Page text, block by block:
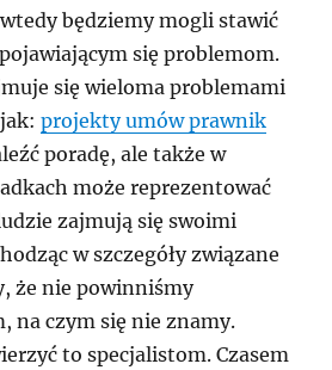
będziemy mogli stawić
się problemom.
się wieloma problemami
jak:projekty umów prawnik
poradę, ale także w
może reprezentować
zajmują się swoimi
w szczegóły związane
że nie powinniśmy
na czym się nie znamy.
to specjalistom. Czasem